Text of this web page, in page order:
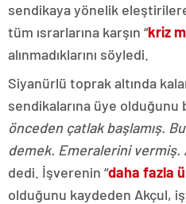
sendikaya yönelik
tüm ısrarlarına karşın “kriz
alınmadıklarını söyledi.
Siyanürlü toprak altında
sendikalarına üye olduğunu
önceden çatlak başlamış. Bu
demek. Emeralerini
dedi. İşverenin “daha fazla
olduğunu kaydeden Akçul,